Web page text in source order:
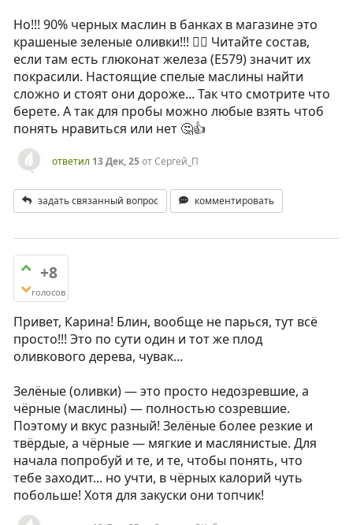
Но!!! 90% черных маслин в банках в магазине это
крашеные зеленые оливки!!! 🤦‍♂️ Читайте состав,
если там есть глюконат железа (Е579) значит их
покрасили. Настоящие спелые маслины найти
сложно и стоят они дороже... Так что смотрите что
берете. А так для пробы можно любые взять чтоб
понять нравиться или нет 🤔👍
ответил 13 Дек, 25отСергей_П
задать связанный вопрос комментировать
+8
голосов
Привет, Карина! Блин, вообще не парься, тут всё
просто!!! Это по сути один и тот же плод
оливкового дерева, чувак...
Зелёные (оливки) — это просто недозревшие, а
чёрные (маслины) — полностью созревшие.
Поэтому и вкус разный! Зелёные более резкие и
твёрдые, а чёрные — мягкие и маслянистые. Для
начала попробуй и те, и те, чтобы понять, что
тебе заходит... но учти, в чёрных калорий чуть
побольше! Хотя для закуски они топчик!